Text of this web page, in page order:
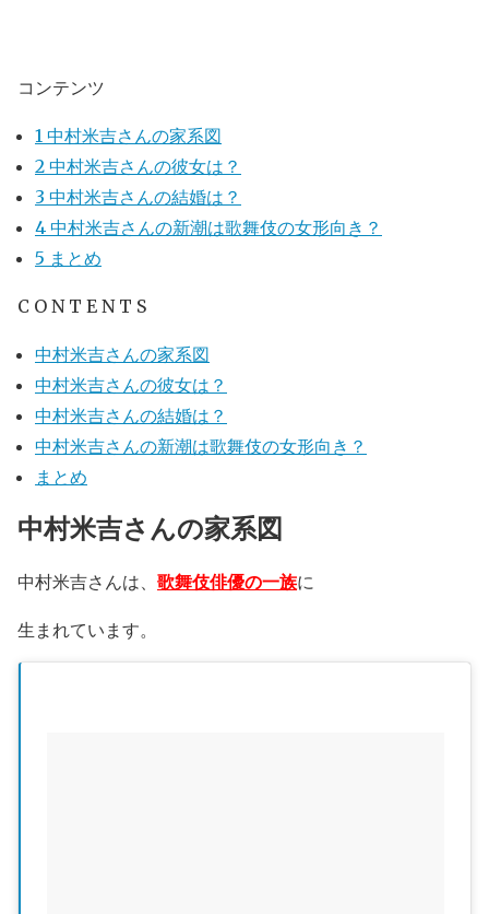
コンテンツ
1 中村米吉さんの家系図
2 中村米吉さんの彼女は？
3 中村米吉さんの結婚は？
4 中村米吉さんの新潮は歌舞伎の女形向き？
5 まとめ
C O N T E N T S
中村米吉さんの家系図
中村米吉さんの彼女は？
中村米吉さんの結婚は？
中村米吉さんの新潮は歌舞伎の女形向き？
まとめ
中村米吉さんの家系図
中村米吉さんは、 歌舞伎俳優の一族に
生まれています。